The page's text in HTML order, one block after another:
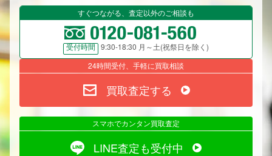
すぐつながる、査定以外のご相談も
受付時間
9:30-18:30 月～土(祝祭日を除く)
24時間受付、手軽に買取相談
買取査定する
スマホでカンタン買取査定
LINE査定も受付中